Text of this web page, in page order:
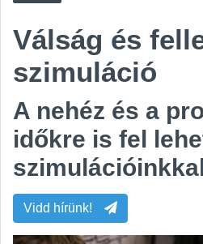
Válság és
szimuláció
A nehéz és a
időkre is fel
Vidd hírünk!